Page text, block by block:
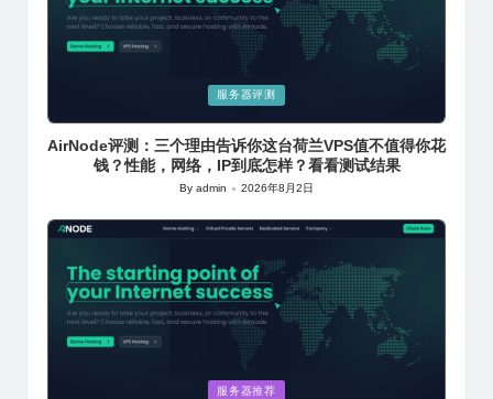
服务器评测
AirNode评测：三个理由告诉你这台荷兰VPS值不值得你花
钱？性能，网络，IP到底怎样？看看测试结果
Posted
Byadmin 2026年8月2日
服务器推荐